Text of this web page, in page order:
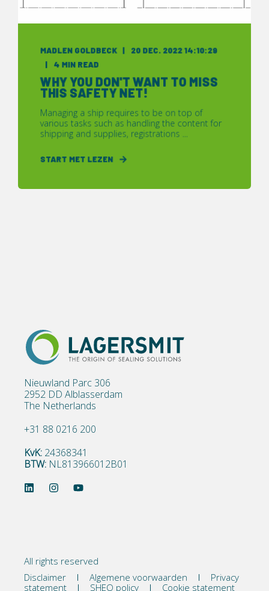
MADLEN GOLDBECK
20 DEC. 2022 14:10:29
4 MIN READ
WHY YOU DON'T WANT TO MISS
THIS SAFETY NET!
Managing a ship requires to be on top of
various tasks such as handling the content for
shipping and supplies, registrations ...
START MET LEZEN
Nieuwland Parc 306
2952 DD Alblasserdam
The Netherlands
+31 88 0216 200
KvK: 24368341
BTW: NL813966012B01
All rights reserved
Disclaimer
Algemene voorwaarden
Privacy
statement
SHEQ policy Cookie statement